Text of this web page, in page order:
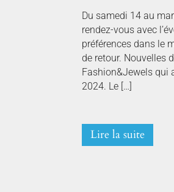
Du samedi 14 au
rendez-vous avec
préférences dans le
de retour. Nouvelles
Fashion&Jewels qui
2024. Le […]
Lire la suite